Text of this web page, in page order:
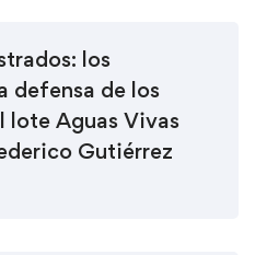
los
defensa de los
lote Aguas Vivas
Gutiérrez